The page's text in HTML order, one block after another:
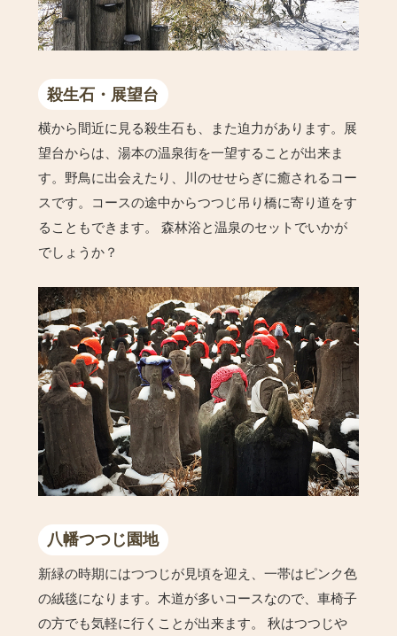
殺生石・展望台
横から間近に見る殺生石も、また迫力があります。展
望台からは、湯本の温泉街を一望することが出来ま
す。野鳥に出会えたり、川のせせらぎに癒されるコー
スです。コースの途中からつつじ吊り橋に寄り道をす
ることもできます。 森林浴と温泉のセットでいかが
でしょうか？
八幡つつじ園地
新緑の時期にはつつじが見頃を迎え、一帯はピンク色
の絨毯になります。木道が多いコースなので、車椅子
の方でも気軽に行くことが出来ます。 秋はつつじや